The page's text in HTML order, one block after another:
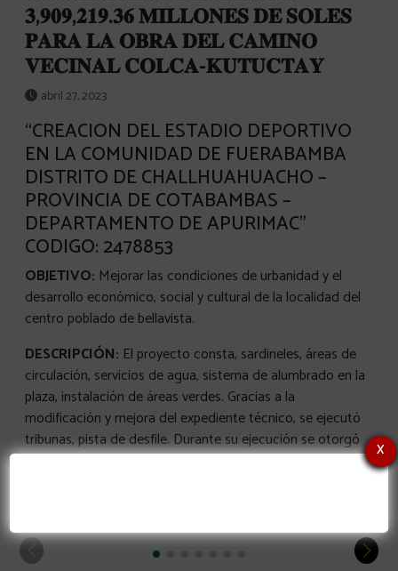
𝟑,𝟗𝟎𝟗,𝟐𝟏𝟗.𝟑𝟔 𝐌𝐈𝐋𝐋𝐎𝐍𝐄𝐒 𝐃𝐄 𝐒𝐎𝐋𝐄𝐒
𝐏𝐀𝐑𝐀 𝐋𝐀 𝐎𝐁𝐑𝐀 𝐃𝐄𝐋 𝐂𝐀𝐌𝐈𝐍𝐎
𝐕𝐄𝐂𝐈𝐍𝐀𝐋 𝐂𝐎𝐋𝐂𝐀-𝐊𝐔𝐓𝐔𝐂𝐓𝐀𝐘
abril 27, 2023
“CREACION DEL ESTADIO DEPORTIVO
EN LA COMUNIDAD DE FUERABAMBA
DISTRITO DE CHALLHUAHUACHO –
PROVINCIA DE COTABAMBAS –
DEPARTAMENTO DE APURIMAC”
CODIGO: 2478853
OBJETIVO: Mejorar las condiciones de urbanidad y el
desarrollo económico, social y cultural de la localidad del
centro poblado de bellavista.
DESCRIPCIÓN: El proyecto consta, sardineles, áreas de
circulación, servicios de agua, sistema de alumbrado en la
plaza, instalación de áreas verdes. Gracias a la
modificación y mejora del expediente técnico, se ejecutó
tribunas, pista de desfile. Durante su ejecución se otorgó
empleo directo a 40 personas de la localidad.
x